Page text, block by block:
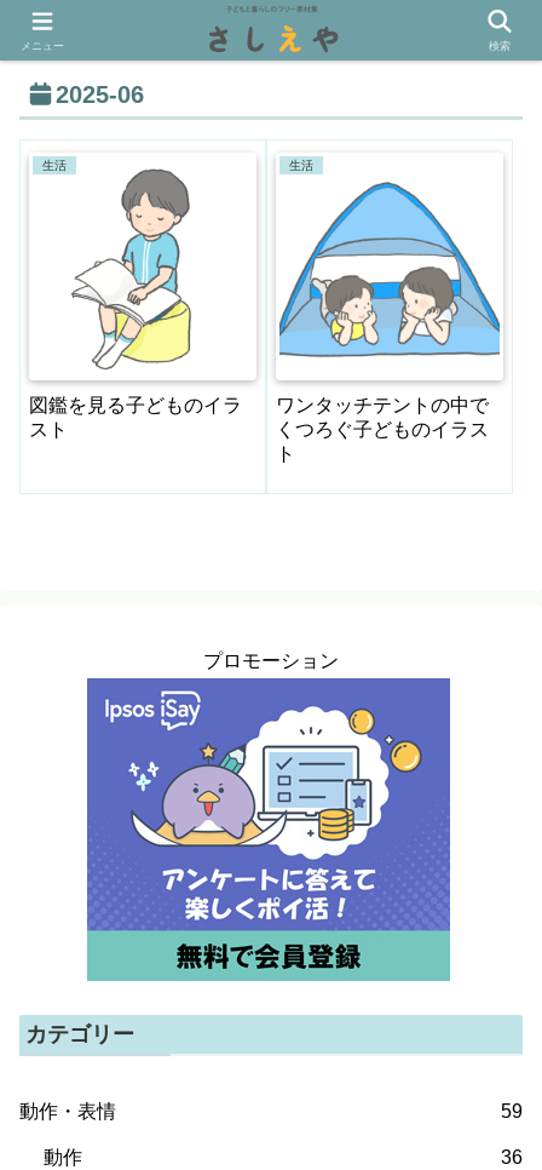
2025-06
生活
図鑑を見る子どものイラ
スト
生活
ワンタッチテントの中で
くつろぐ子どものイラス
ト
プロモーション
カテゴリー
動作・表情 59
動作 36
メニュー 検索